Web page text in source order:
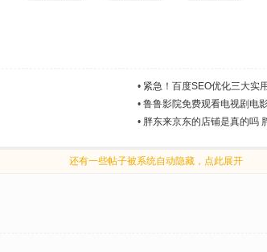
• 紧急！百度SEO优化三大实
• 鲁鲁影院免费观看电视剧电
• 胖东来京东的店铺是真的吗
还有一些帖子被系统自动隐藏，点此展开